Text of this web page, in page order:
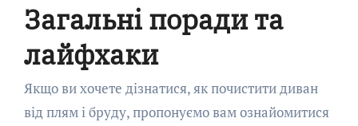
Загальні поради та
лайфхаки
Якщо ви хочете дізнатися, як почистити диван
від плям і бруду, пропонуємо вам ознайомитися